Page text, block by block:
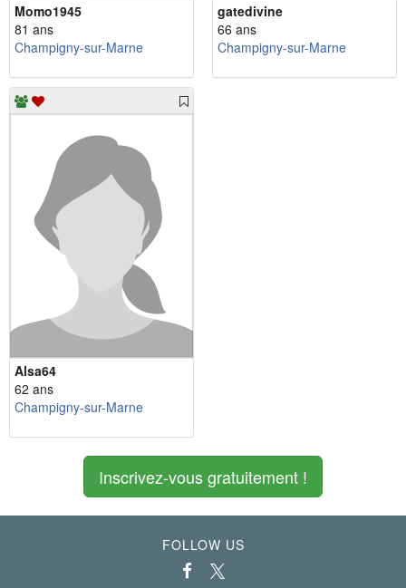
Momo1945
81 ans
Champigny-sur-Marne
gatedivine
66 ans
Champigny-sur-Marne
Alsa64
62 ans
Champigny-sur-Marne
Inscrivez-vous gratuitement !
FOLLOW US